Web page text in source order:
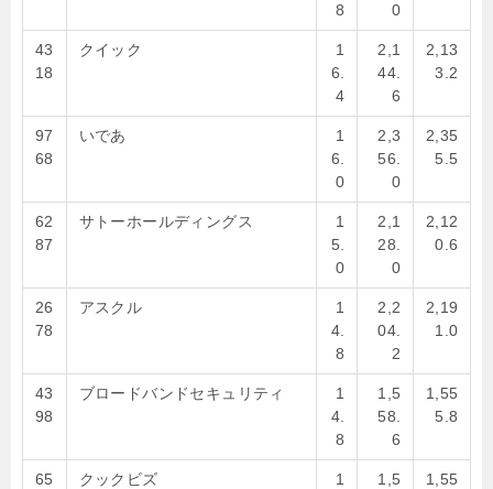
8
0
43
18
クイック
1
6.
4
2,1
44.
6
2,13
3.2
97
68
いであ
1
6.
0
2,3
56.
0
2,35
5.5
62
87
サトーホールディングス
1
5.
0
2,1
28.
0
2,12
0.6
26
78
アスクル
1
4.
8
2,2
04.
2
2,19
1.0
43
98
ブロードバンドセキュリティ
1
4.
8
1,5
58.
6
1,55
5.8
65
クックビズ
1
1,5
1,55